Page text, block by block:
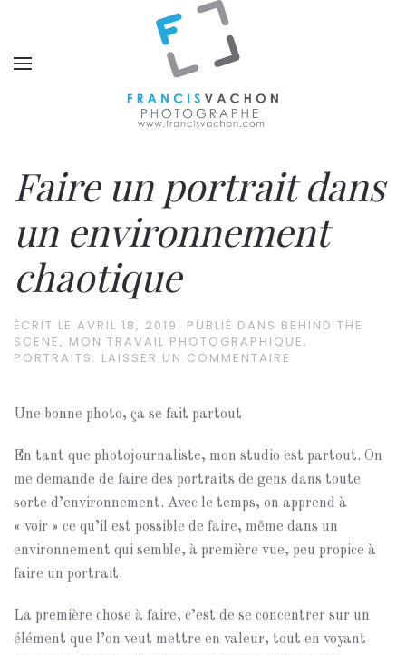
Faire un portrait dans
un environnement
chaotique
ÉCRIT LE AVRIL 18, 2019 . PUBLIÉ DANS BEHIND THE
SCENE, MON TRAVAIL PHOTOGRAPHIQUE,
PORTRAITS . LAISSER UN COMMENTAIRE
Une bonne photo, ça se fait partout
En tant que photojournaliste, mon studio est partout. On
me demande de faire des portraits de gens dans toute
sorte d’environnement. Avec le temps, on apprend à
« voir » ce qu’il est possible de faire, même dans un
environnement qui semble, à première vue, peu propice à
faire un portrait.
La première chose à faire, c’est de se concentrer sur un
élément que l’on veut mettre en valeur, tout en voyant